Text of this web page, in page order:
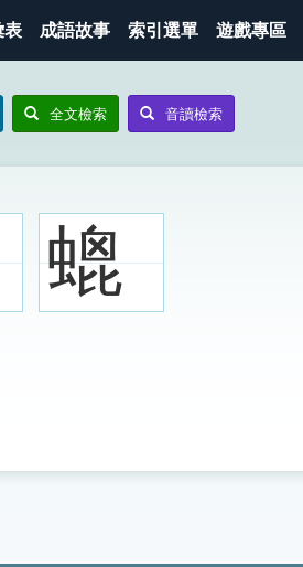
表 成語故事 索引選單 遊戲專區
全文檢索 音讀檢索
螕